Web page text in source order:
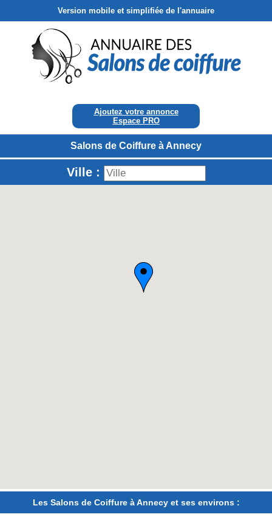
Version mobile et simplifiée de l'annuaire
Ajoutez votre annonce
Espace PRO
Salons de Coiffure à Annecy
Ville :
Les Salons de Coiffure à Annecy et ses environs :